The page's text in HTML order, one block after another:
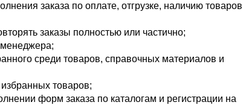
заказа по оплате, отгрузке, наличию товаров
заказы полностью или частично;
среди товаров, справочных материалов и
товаров;
форм заказа по каталогам и регистрации на